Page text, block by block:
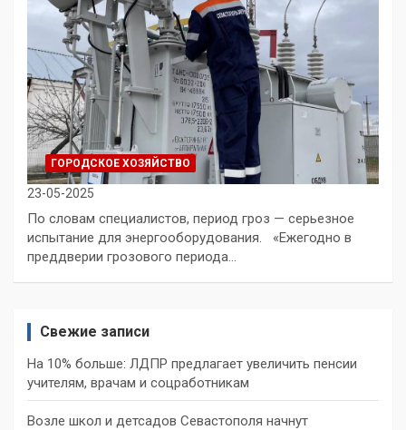
ГОРОДСКОЕ ХОЗЯЙСТВО
23-05-2025
По словам специалистов, период гроз — серьезное
испытание для энергооборудования. «Ежегодно в
преддверии грозового периода…
Свежие записи
На 10% больше: ЛДПР предлагает увеличить пенсии
учителям, врачам и соцработникам
Возле школ и детсадов Севастополя начнут